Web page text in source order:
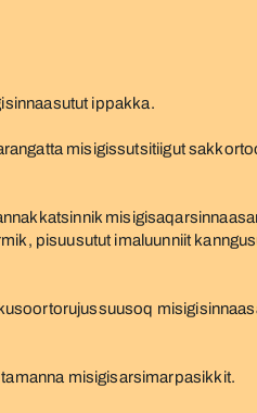
ippakka.
misigissutsitiigut
pisuusutut imaluunniit
misigisarsimarpasikkit.